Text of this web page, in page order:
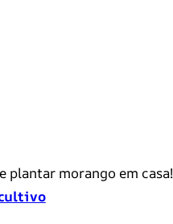
plantar morango em